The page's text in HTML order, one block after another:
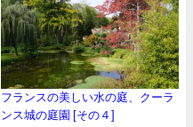
フランスの美しい水の庭、クーラ
ンス城の庭園 [その４]